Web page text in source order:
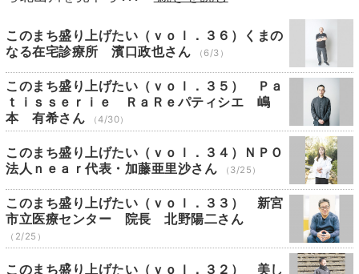
このまち盛り上げたい（ｖｏｌ．３６）くまの
なる在宅診療所 濱口政也さん
（6/3）
このまち盛り上げたい（ｖｏｌ．３５） Ｐａ
ｔｉｓｓｅｒｉｅ ＲａＲｅパティシエ 嶋
本 有希さん
（4/30）
このまち盛り上げたい（ｖｏｌ．３４）ＮＰＯ
法人ｎｅａｒ代表・加藤亜里沙さん
（3/25）
このまち盛り上げたい（ｖｏｌ．３３） 新宮
市立医療センター 院長 北野陽二さん
（2/25）
このまち盛り上げたい（ｖｏｌ．３２） 美し